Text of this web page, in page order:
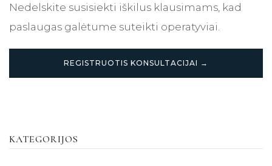
Nedelskite susisiekti iškilus klausimams, kad
paslaugas galėtume suteikti operatyviai.
REGISTRUOTIS KONSULTACIJAI →
KATEGORIJOS